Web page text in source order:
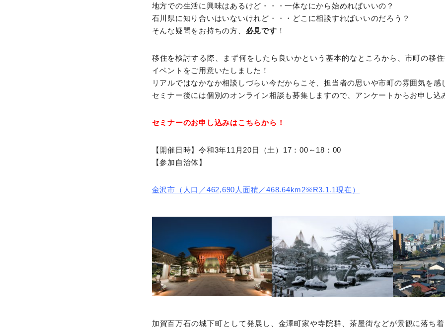
地方での生活に興味はあるけど・・・一体なにから始めればいいの？
石川県に知り合いはいないけれど・・・どこに相談すればいいのだろう？
そんな疑問をお持ちの方、 必見です ！
移住を検討する際、まず何をしたら良いかという基本的なところから、市町の移
イベントをご用意いたしました！
リアルではなかなか相談しづらい今だからこそ、担当者の思いや市町の雰囲気を感
セミナー後には個別のオンライン相談も募集しますので、アンケートからお申し込
セミナーのお申し込みはこちらから！
【開催日時】令和3年11月20日（土）17：00～18：00
【参加自治体】
金沢市（人口／462,690人面積／468.64km2※R3.1.1現在）
加賀百万石の城下町として発展し、金澤町家や寺院群、茶屋街などが景観に落ち